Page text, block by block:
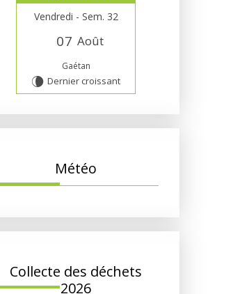
Vendredi - Sem. 32
07 Août
Gaétan
V Dernier croissant
Météo
Collecte des déchets
2026